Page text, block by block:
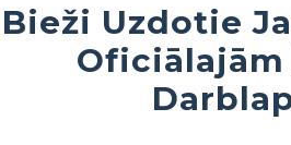
Bieži Uzdotie
Oficiālajām